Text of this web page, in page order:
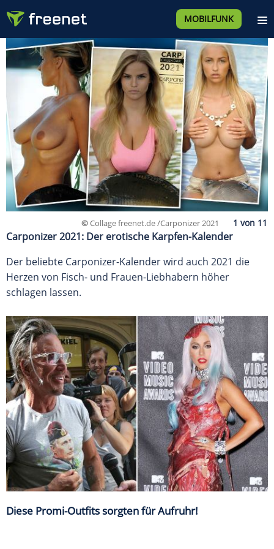
MOBILFUNK
©Collage freenet.de /Carponizer 2021
Carponizer 2021: Der erotische Karpfen-Kalender
Der beliebte Carponizer-Kalender wird auch 2021 die
Herzen von Fisch- und Frauen-Liebhabern höher
schlagen lassen.
Diese Promi-Outfits sorgten für Aufruhr!